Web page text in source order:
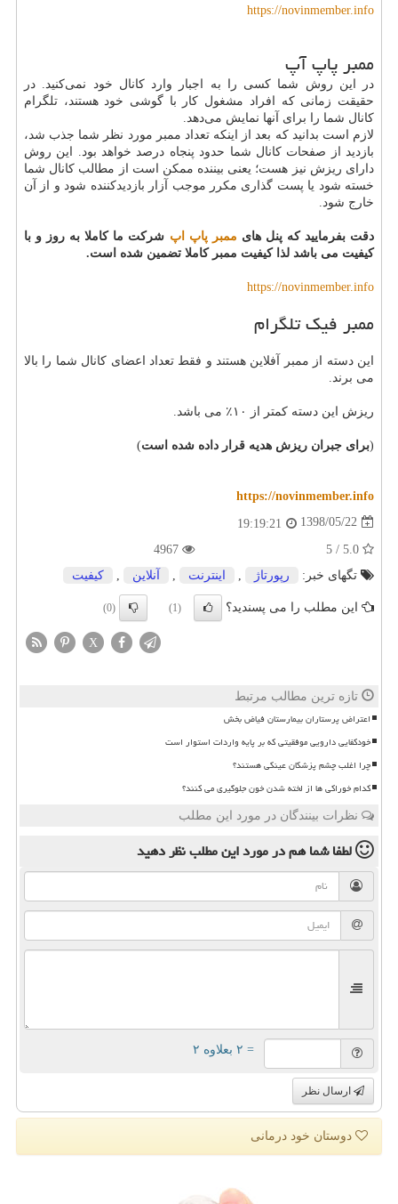
https://novinmember.info
ممبر پاپ آپ
در این روش شما کسی را به اجبار وارد کانال خود نمی‌کنید. در
حقیقت زمانی که افراد مشغول کار با گوشی خود هستند، تلگرام
کانال شما را برای آنها نمایش می‌دهد.
لازم است بدانید که بعد از اینکه تعداد ممبر مورد نظر شما جذب شد،
بازدید از صفحات کانال شما حدود پنجاه درصد خواهد بود. این روش
دارای ریزش نیز هست؛ یعنی بیننده ممکن است از مطالب کانال شما
خسته شود یا پست گذاری مکرر موجب آزار بازدیدکننده شود و از آن
خارج شود.
دقت بفرمایید که پنل های ممبر پاپ اپ شرکت ما کاملا به روز و با
کیفیت می باشد لذا کیفیت ممبر کاملا تضمین شده است.
https://novinmember.info
ممبر فیک تلگرام
این دسته از ممبر آفلاین هستند و فقط تعداد اعضای کانال شما را بالا
می برند.
ریزش این دسته کمتر از ۱۰٪ می باشد.
(برای جبران ریزش هدیه قرار داده شده است)
https://novinmember.info
1398/05/22
19:19:21
تگهای خبر:
رپورتاژ اینترنت آنلاین كیفیت
این مطلب را می پسندید؟ (1)
(0)
X
تازه ترین مطالب مرتبط
اعتراض پرستاران بیمارستان فیاض بخش
خودکفایی دارویی موفقیتی که بر پایه واردات استوار است
چرا اغلب چشم پزشکان عینکی هستند؟
کدام خوراکی ها از لخته شدن خون جلوگیری می کنند؟
نظرات بینندگان در مورد این مطلب
لطفا شما همدر مورد این مطلبنظر دهید
= ۲ بعلاوه ۲
ارسال نظر
دوستان خود درمانی